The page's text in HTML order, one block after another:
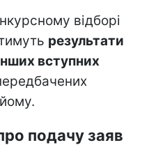
відборі
результати
вступних
подачу заяв